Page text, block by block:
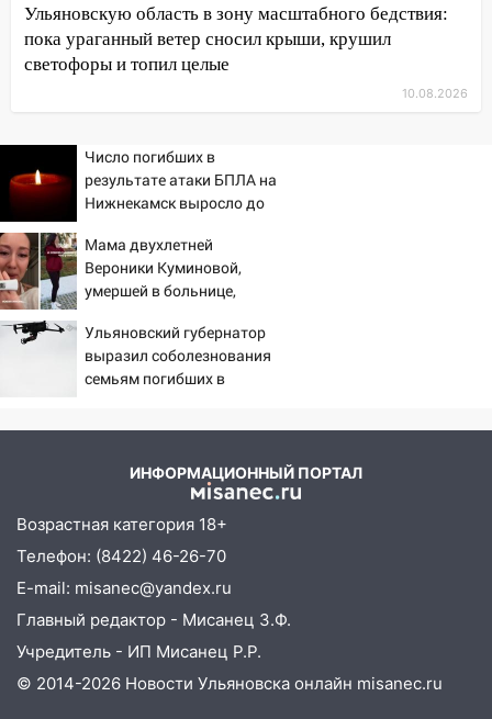
09:20 Момент падения дерева на
машину в Ульяновске попал на видео
09:10
Соцсети: на Московском шоссе в
Ульяновске произошла авария
08:02
В Ульяновске во время
диспансеризации у 26-летнего парня
выявили онкологию
07:00
Прохладная ночь и ветреный
день: прогноз погоды в Ульяновске 10
августа
парализовали Ульяновскую область: ЧП
05:50 Пять украденных лошадей и
смертельная драка
05:00 Боль, скованность и старение
дисков: как повседневные привычки
незаметно разрушают наш позвоночник
03:00 День скрытых ловушек и
Ульяновскую область в зону масштабного бедствия:
пока ураганный ветер сносил крыши, крушил
светофоры и топил целые
10.08.2026
Число погибших в
результате атаки БПЛА на
Нижнекамск выросло до
Мама двухлетней
Вероники Куминовой,
умершей в больнице,
девочку
Ульяновский губернатор
выразил соболезнования
семьям погибших в
ИНФОРМАЦИОННЫЙ ПОРТАЛ
Возрастная категория 18+
Телефон: (8422) 46-26-70
E-mail: misanec@yandex.ru
Главный редактор - Мисанец З.Ф.
Учредитель - ИП Мисанец Р.Р.
© 2014-2026 Новости Ульяновска онлайн misanec.ru